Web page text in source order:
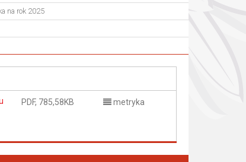
na rok 2025
PDF, 785,58KB metryka